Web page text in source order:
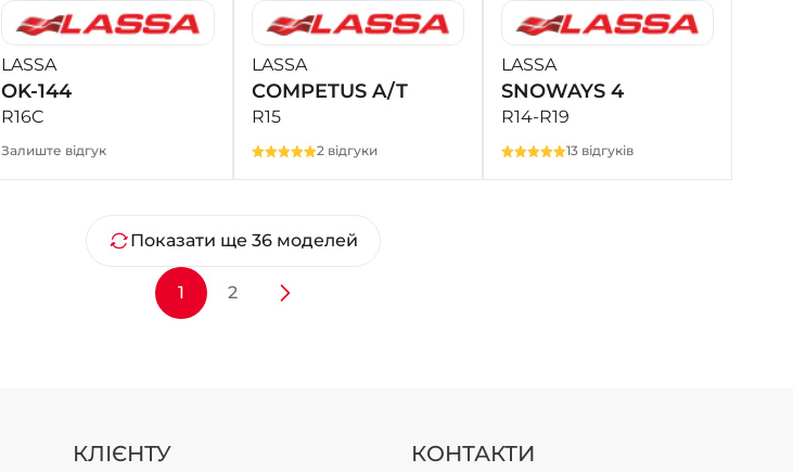
LASSA
OK-144
R16C
Залиште відгук
LASSA
COMPETUS A/T
R15
2 відгуки
LASSA
SNOWAYS 4
R14-R19
13 відгуків
Показати ще 36 моделей
1 2
КЛІЄНТУ КОНТАКТИ